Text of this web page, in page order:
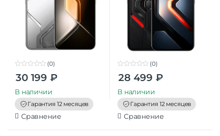
o
t
o
f
5
(0)
30 199 ₽
В наличии
Гарантия 12 месяцев
Сравнение
o
t
o
f
5
(0)
28 499 ₽
В наличии
Гарантия 12 месяцев
Сравнение